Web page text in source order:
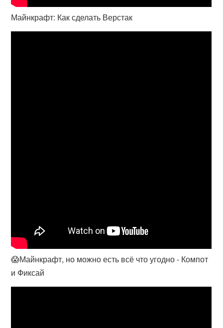
Майнкрафт: Как сделать Верстак
😱Майнкрафт, но можно есть всё что угодно - Компот
и Фиксай